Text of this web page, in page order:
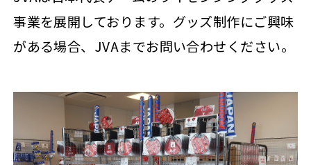
事業を展開しております。グッズ制作にご興味
がある場合、JVAまでお問い合わせください。